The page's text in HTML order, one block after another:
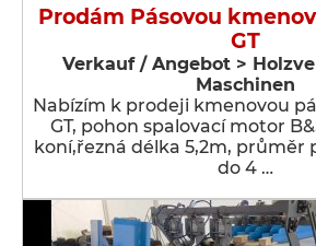
Prodám Pásovou
GT
Verkauf / Angebot >
Maschinen
Nabízím k prodeji kmenovou
GT, pohon spalovací motor
koní,řezná délka 5,2m, průměr
do 4 …